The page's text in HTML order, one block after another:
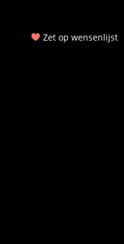
Zet op wensenlijst